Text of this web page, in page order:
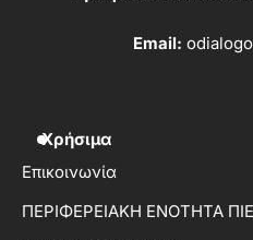
Email:
Χρήσιμα
Επικοινωνία
ΠΕΡΙΦΕΡΕΙΑΚΗ ΕΝΟΤΗΤΑ